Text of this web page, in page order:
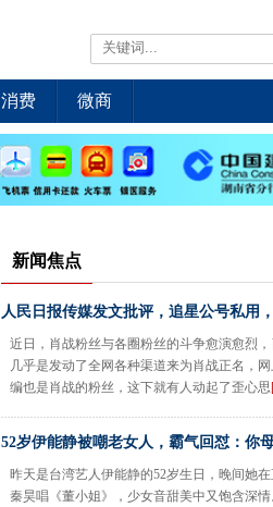
消费 微商
新闻焦点
人民日报传媒发文批评，追星公号私用
近日，肖战粉丝与各圈粉丝的斗争愈演愈烈
几乎是发动了全网各种渠道来为肖战正名，
编也是肖战的粉丝，这下就有人动起了歪心思
52岁伊能静被嘲老女人，霸气回怼：你
昨天是台湾艺人伊能静的52岁生日，晚间她
秦昊唱《董小姐》，少女音甜美中又饱含深